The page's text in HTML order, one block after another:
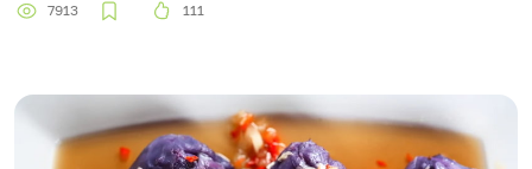
7913 111